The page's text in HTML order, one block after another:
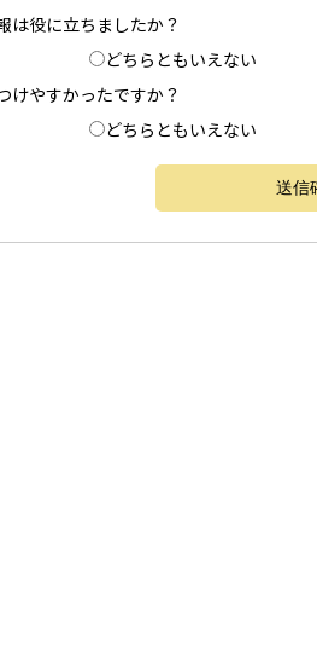
は役に立ちましたか？
どちらともいえない
けやすかったですか？
どちらともいえない